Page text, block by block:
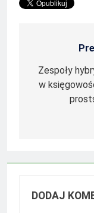
wpisu
Zespoły
w
DODAJ